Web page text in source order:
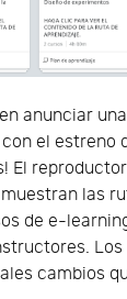
anunciar
el estreno
El
las
de e-
cambios